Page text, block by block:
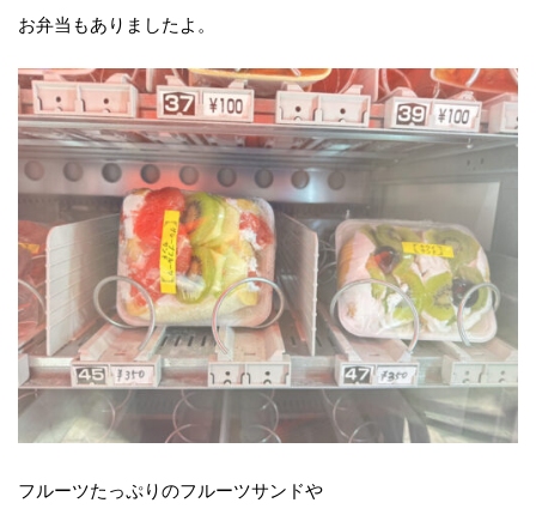
お弁当もありましたよ。
フルーツたっぷりのフルーツサンドや